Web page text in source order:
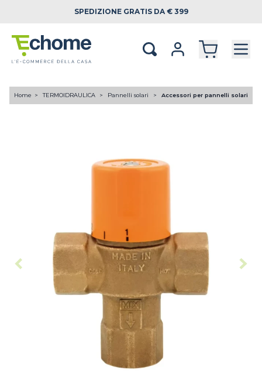
SPEDIZIONE GRATIS DA € 399
Home TERMOIDRAULICA Pannelli solari Accessori per pannelli solari